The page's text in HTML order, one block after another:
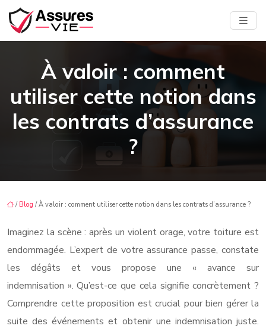
À valoir : comment
utiliser cette notion dans
les contrats d’assurance
?
/ Blog / À valoir : comment utiliser cette notion dans les contrats d’assurance ?
Imaginez la scène : après un violent orage, votre toiture est
endommagée. L’expert de votre assurance passe, constate
les dégâts et vous propose une « avance sur
indemnisation ». Qu’est-ce que cela signifie concrètement ?
Comprendre cette proposition est crucial pour bien gérer la
suite des événements et obtenir une indemnisation juste.